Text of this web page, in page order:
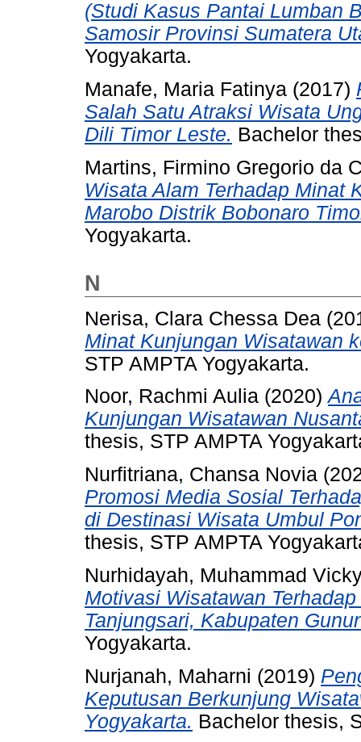
(Studi Kasus Pantai Lumban
Samosir Provinsi Sumatera
Yogyakarta.
Manafe, Maria Fatinya (2017)
Salah Satu Atraksi Wisata
Dili Timor Leste. Bachelor
Martins, Firmino Gregorio da
Wisata Alam Terhadap Minat
Marobo Distrik Bobonaro
Yogyakarta.
N
Nerisa, Clara Chessa Dea
Minat Kunjungan Wisatawan
STP AMPTA Yogyakarta.
Noor, Rachmi Aulia (2020)
Kunjungan Wisatawan
thesis, STP AMPTA
Nurfitriana, Chansa Novia
Promosi Media Sosial
di Destinasi Wisata Umbul
thesis, STP AMPTA
Nurhidayah, Muhammad
Motivasi Wisatawan
Tanjungsari, Kabupaten
Yogyakarta.
Nurjanah, Maharni (2019)
Keputusan Berkunjung
Yogyakarta. Bachelor thesis,